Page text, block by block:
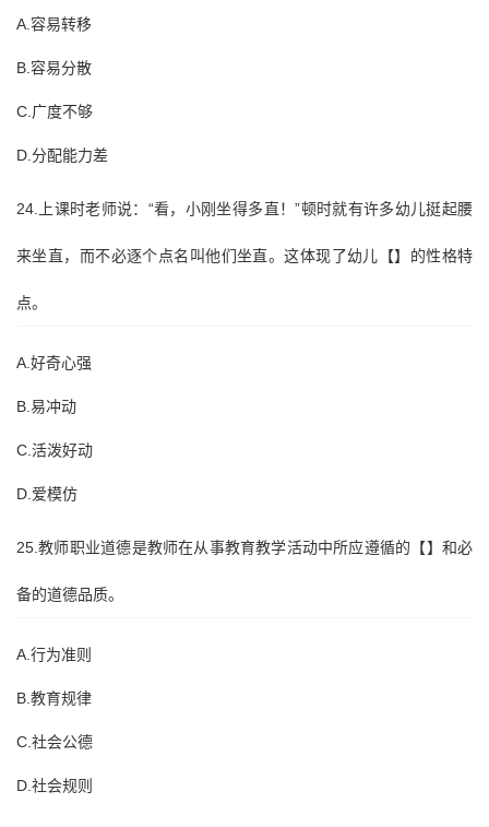
A.容易转移
B.容易分散
C.广度不够
D.分配能力差
24.上课时老师说：“看，小刚坐得多直！”顿时就有许多幼儿挺起腰
来坐直，而不必逐个点名叫他们坐直。这体现了幼儿【】的性格特
点。
A.好奇心强
B.易冲动
C.活泼好动
D.爱模仿
25.教师职业道德是教师在从事教育教学活动中所应遵循的【】和必
备的道德品质。
A.行为准则
B.教育规律
C.社会公德
D.社会规则